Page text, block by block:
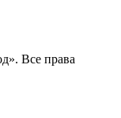
Все права